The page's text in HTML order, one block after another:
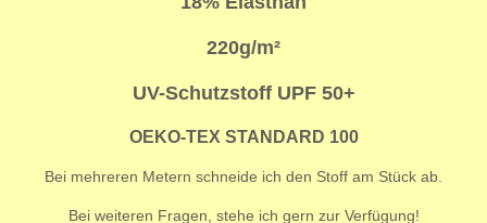
220g/m²
UV-Schutzstoff UPF 50+
OEKO-TEX STANDARD 100
Bei mehreren Metern schneide ich den Stoff am Stück ab.
Bei weiteren Fragen, stehe ich gern zur Verfügung!